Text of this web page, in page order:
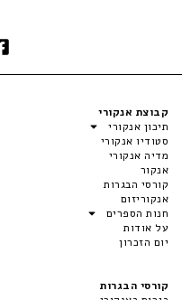
קבוצת אנקורי
תיכון אנקורי
סטודיו אנקורי
מדיה אנקורי
אנקור
קורסי הבגרות
אנקוריזום
חנות הספרים
על אודות
יום הזכרון
קורסי הבגרות